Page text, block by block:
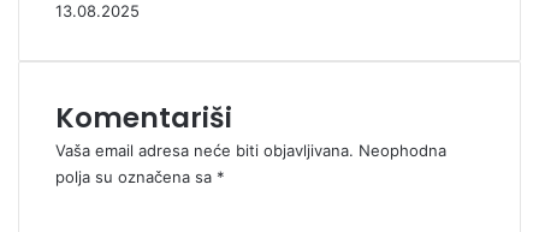
13.08.2025
Komentariši
Vaša email adresa neće biti objavljivana. Neophodna
polja su označena sa *